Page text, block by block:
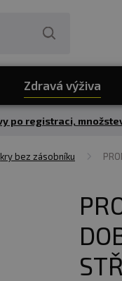
Zdravá výživa
po registraci,
bez zásobníku